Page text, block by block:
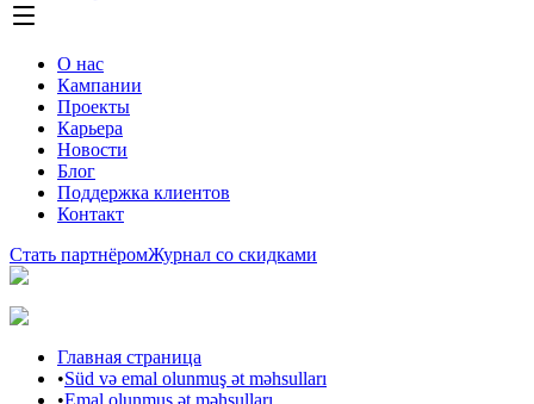
О нас
Кампании
Проекты
Карьера
Новости
Блог
Поддержка клиентов
Контакт
Стать партнёромЖурнал со скидками
Главная страница
•Süd və emal olunmuş ət məhsulları
•Emal olunmuş ət məhsulları